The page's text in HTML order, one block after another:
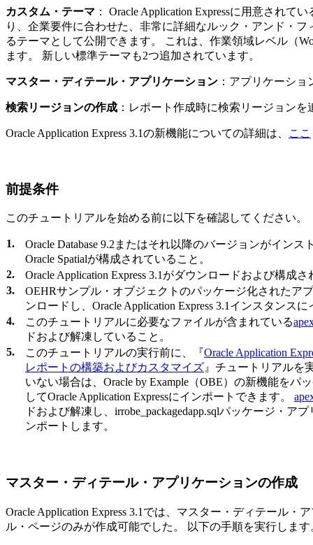
カスタム・テーマ ： Oracle Application Expressに用意され
り、企業要件に合わせた、非常に詳細なルック・アンド・
るテーマとして公開できます。 これは、作業領域レベル（
ます。 新しい標準テーマも2つ追加されています。
マスター・ディテール・アプリケーション ：アプリケーシ
検索リージョンの作成 ：レポート作成時に検索リージョンを
Oracle Application Express 3.1の新機能についての詳細は、 ここ
前提条件
このチュートリアルを始める前に以下を確認してください。
1.
Oracle Database 9.2またはそれ以降のバージョンがイン
Oracle Spatialが構成されていること。
2.
Oracle Application Express 3.1がダウンロードおよび構成
3.
OEHRサンプル・オブジェクトのパッケージ化されたア
ンロードし、Oracle Application Express 3.1インスタンス
4.
このチュートリアルに必要なファイルが含まれている
ドおよび解凍していること。
5.
このチュートリアルの実行前に、『Oracle Application
レポートの構築およびカスタマイズ 』チュートリアルを
いない場合は、Oracle by Example（OBE）の新機能をパ
してOracle Application Expressにインポートできます。
ドおよび解凍し、irrobe_packagedapp.sqlパッケージ・ア
ンポートします。
マスター・ディテール・アプリケーションの作成
Oracle Application Express 3.1では、マスター・ディテール
ル・ページのみが作成可能でした。 以下の手順を実行します